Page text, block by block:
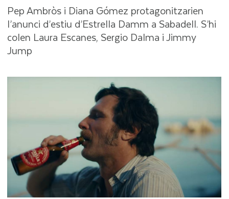
Pep Ambròs i Diana Gómez protagonitzarien
l’anunci d’estiu d’Estrella Damm a Sabadell. S’hi
colen Laura Escanes, Sergio Dalma i Jimmy
Jump